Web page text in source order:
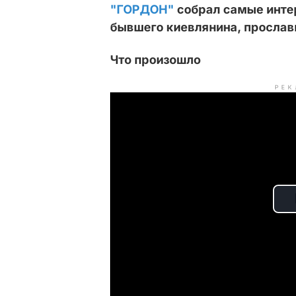
"ГОРДОН" собрал самые
бывшего киевлянина,
Что произошло